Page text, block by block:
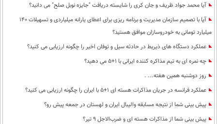
آیا محمد جواد ظریف و جان کری را شایسته دریافت "جایزه نوبل صلح" می دانید؟
آیا با تصمیم سازمان مدیریت و برنامه ریزی برای اعطای یارانه میلیاردی و تسهیلات 140
میلیارد تومانی به خودروسازان موافق هستید؟
عملکرد دستگاه های ذیربط در حادثه سیل و توفان اخیر را چگونه ارزیابی می کنید؟
چه نمره ای به تیم مذاکره کننده ایرانی با 1+5 می دهید؟
روز دوشنبه همین هفته... .
عملکرد فرانسه در جریان مذاکرات هسته ای 1+5 با ایران را چگونه ارزیابی می کنید؟
پیش بینی شما از نتیجه مسابقه والیبال ایران و لهستان در جمعه پیش رو؟
پیش بینی شما از مذاکرات هسته ای و ضرب‌الاجل 9 تیر؟